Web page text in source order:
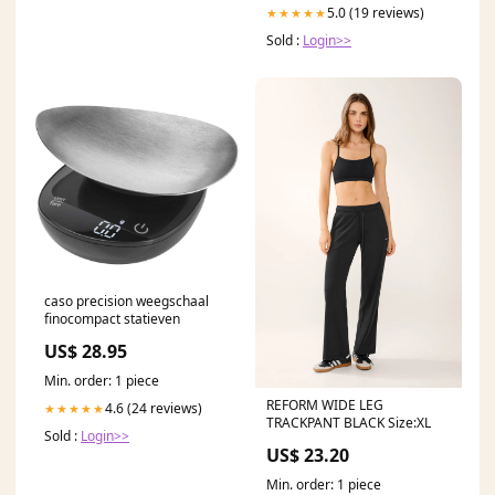
★★★★★5.0 (19 reviews)
Sold : Login>>
caso precision weegschaal
finocompact statieven
US$ 28.95
Min. order: 1 piece
★★★★★4.6 (24 reviews)
Sold : Login>>
REFORM WIDE LEG
TRACKPANT BLACK Size:XL
US$ 23.20
Min. order: 1 piece